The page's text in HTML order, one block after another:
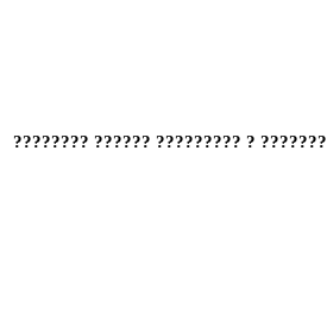
???????? ?????? ????????? ? ???????